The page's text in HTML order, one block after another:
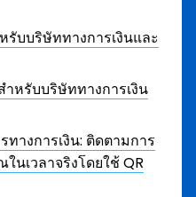
รับบริษัททางการเงินและ
ำหรับบริษัททางการเงิน
ทางการเงิน: ติดตามการ
นเวลาจริงโดยใช้ QR